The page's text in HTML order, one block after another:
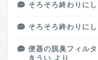
そろそろ終わりにし
そろそろ終わりにし
便器の脱臭フィル
きうい より